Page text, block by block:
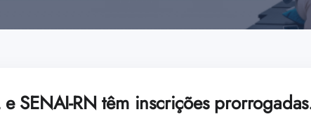
e SENAI-RN têm inscrições